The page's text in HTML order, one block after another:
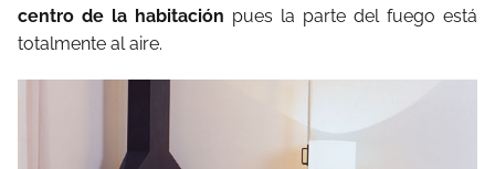
centro de la habitación pues la parte del fuego está
totalmente al aire.